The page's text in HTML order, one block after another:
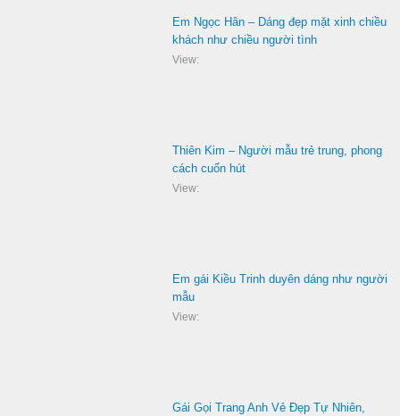
Em Ngọc Hân – Dáng đẹp mặt xinh chiều
khách như chiều người tình
View:
Thiên Kim – Người mẫu trẻ trung, phong
cách cuốn hút
View:
Em gái Kiều Trinh duyên dáng như người
mẫu
View:
Gái Gọi Trang Anh Vẻ Đẹp Tự Nhiên,